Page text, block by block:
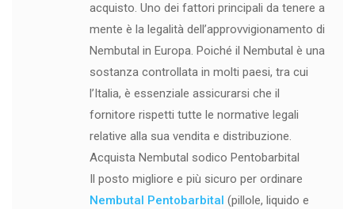
acquisto. Uno dei fattori principali da tenere a
mente è la legalità dell’approvvigionamento di
Nembutal in Europa. Poiché il Nembutal è una
sostanza controllata in molti paesi, tra cui
l’Italia, è essenziale assicurarsi che il
fornitore rispetti tutte le normative legali
relative alla sua vendita e distribuzione.
Acquista Nembutal sodico Pentobarbital
Il posto migliore e più sicuro per ordinare
Nembutal Pentobarbital (pillole, liquido e